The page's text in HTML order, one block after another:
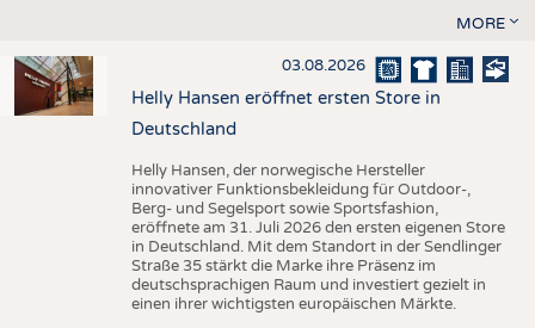
MORE
03.08.2026
Helly Hansen eröffnet ersten Store in
Deutschland
Helly Hansen, der norwegische Hersteller
innovativer Funktionsbekleidung für Outdoor-,
Berg- und Segelsport sowie Sportsfashion,
eröffnete am 31. Juli 2026 den ersten eigenen Store
in Deutschland. Mit dem Standort in der Sendlinger
Straße 35 stärkt die Marke ihre Präsenz im
deutschsprachigen Raum und investiert gezielt in
einen ihrer wichtigsten europäischen Märkte.